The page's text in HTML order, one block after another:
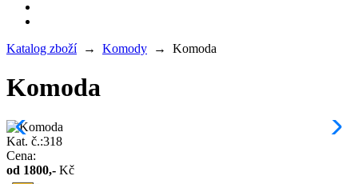
Katalog zboží→ Komody → Komoda
Komoda
Kat. č.:318
Cena:
od 1800,- Kč